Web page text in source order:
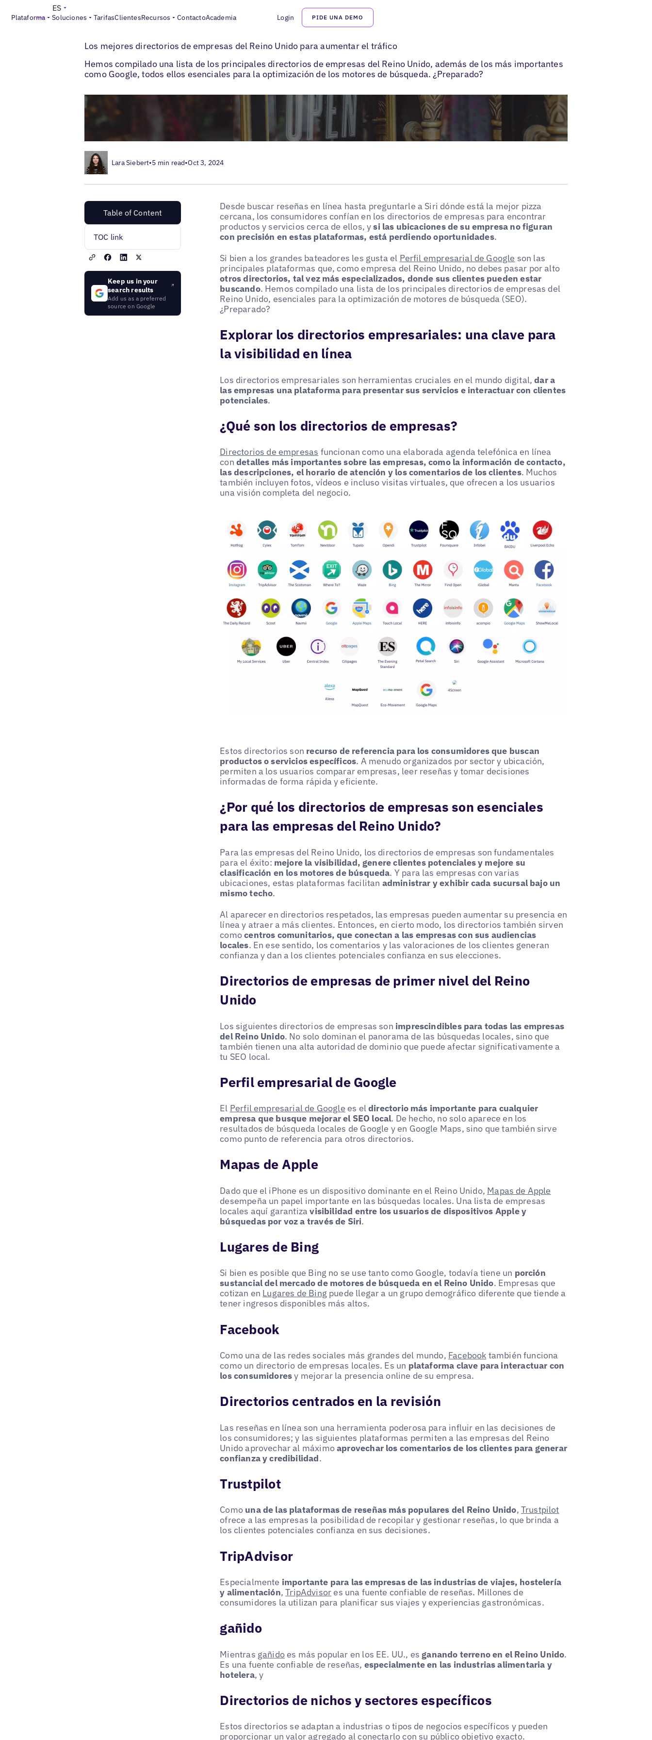
Plataforma Soluciones TarifasClientesRecursos ContactoAcademia Login PIDE UNA DEMO
ES
Blogs > Optimización de fichas locales> Directorios de empresas en el Reino Unido
Los mejores directorios de empresas del Reino Unido para aumentar el tráfico
Hemos compilado una lista de los principales directorios de empresas del Reino Unido, además de los más importantes
como Google, todos ellos esenciales para la optimización de los motores de búsqueda. ¿Preparado?
Lara Siebert•5 min read•Oct 3, 2024
Table of Content
TOC link
Keep us in your
search results
Add us as a preferred
source on Google
Desde buscar reseñas en línea hasta preguntarle a Siri dónde está la mejor pizza
cercana, los consumidores confían en los directorios de empresas para encontrar
productos y servicios cerca de ellos, ysi las ubicaciones de su empresa no figuran
con precisión en estas plataformas, está perdiendo oportunidades.
Si bien a los grandes bateadores les gusta el Perfil empresarial de Google son las
principales plataformas que, como empresa del Reino Unido, no debes pasar por alto
otros directorios, tal vez más especializados, donde sus clientes pueden estar
buscando. Hemos compilado una lista de los principales directorios de empresas del
Reino Unido, esenciales para la optimización de motores de búsqueda (SEO).
¿Preparado?
Explorar los directorios empresariales: una clave para
la visibilidad en línea
Los directorios empresariales son herramientas cruciales en el mundo digital,dar a
las empresas una plataforma para presentar sus servicios e interactuar con clientes
potenciales.
¿Qué son los directorios de empresas?
Directorios de empresas funcionan como una elaborada agenda telefónica en línea
con detalles más importantes sobre las empresas, como la información de contacto,
las descripciones, el horario de atención y los comentarios de los clientes. Muchos
también incluyen fotos, vídeos e incluso visitas virtuales, que ofrecen a los usuarios
una visión completa del negocio.
Estos directorios son recurso de referencia para los consumidores que buscan
productos o servicios específicos. A menudo organizados por sector y ubicación,
permiten a los usuarios comparar empresas, leer reseñas y tomar decisiones
informadas de forma rápida y eficiente.
¿Por qué los directorios de empresas son esenciales
para las empresas del Reino Unido?
Para las empresas del Reino Unido, los directorios de empresas son fundamentales
para el éxito: mejore la visibilidad, genere clientes potenciales y mejore su
clasificación en los motores de búsqueda. Y para las empresas con varias
ubicaciones, estas plataformas facilitan administrar y exhibir cada sucursal bajo un
mismo techo.
Al aparecer en directorios respetados, las empresas pueden aumentar su presencia en
línea y atraer a más clientes. Entonces, en cierto modo, los directorios también sirven
comocentros comunitarios, que conectan a las empresas con sus audiencias
locales. En ese sentido, los comentarios y las valoraciones de los clientes generan
confianza y dan a los clientes potenciales confianza en sus elecciones.
Directorios de empresas de primer nivel del Reino
Unido
Los siguientes directorios de empresas son imprescindibles para todas las empresas
del Reino Unido. No solo dominan el panorama de las búsquedas locales, sino que
también tienen una alta autoridad de dominio que puede afectar significativamente a
tu SEO local.
Perfil empresarial de Google
El Perfil empresarial de Google es eldirectorio más importante para cualquier
empresa que busque mejorar el SEO local. De hecho, no solo aparece en los
resultados de búsqueda locales de Google y en Google Maps, sino que también sirve
como punto de referencia para otros directorios.
Mapas de Apple
Dado que el iPhone es un dispositivo dominante en el Reino Unido, Mapas de Apple
desempeña un papel importante en las búsquedas locales. Una lista de empresas
locales aquí garantizavisibilidad entre los usuarios de dispositivos Apple y
búsquedas por voz a través de Siri.
Lugares de Bing
Si bien es posible que Bing no se use tanto como Google, todavía tiene un porción
sustancial del mercado de motores de búsqueda en el Reino Unido. Empresas que
cotizan en Lugares de Bing puede llegar a un grupo demográfico diferente que tiende a
tener ingresos disponibles más altos.
Facebook
Como una de las redes sociales más grandes del mundo, Facebook también funciona
como un directorio de empresas locales. Es un plataforma clave para interactuar con
los consumidoresy mejorar la presencia online de su empresa.
Directorios centrados en la revisión
Las reseñas en línea son una herramienta poderosa para influir en las decisiones de
los consumidores; y las siguientes plataformas permiten a las empresas del Reino
Unido aprovechar al máximoaprovechar los comentarios de los clientes para generar
confianza y credibilidad.
Trustpilot
Como una de las plataformas de reseñas más populares del Reino Unido, Trustpilot
ofrece a las empresas la posibilidad de recopilar y gestionar reseñas, lo que brinda a
los clientes potenciales confianza en sus decisiones.
TripAdvisor
Especialmente importante para las empresas de las industrias de viajes, hostelería
y alimentación,TripAdvisor es una fuente confiable de reseñas. Millones de
consumidores la utilizan para planificar sus viajes y experiencias gastronómicas.
gañido
Mientras gañidoes más popular en los EE. UU., esganando terreno en el Reino Unido.
Es una fuente confiable de reseñas, especialmente en las industrias alimentaria y
hotelera, y
Directorios de nichos y sectores específicos
Estos directorios se adaptan a industrias o tipos de negocios específicos y pueden
proporcionar un valor agregado al conectarlo con su público objetivo exacto.